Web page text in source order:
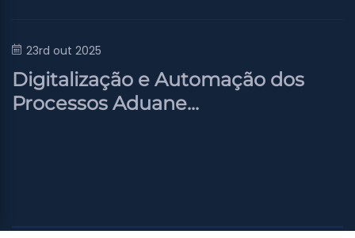
23rd out 2025
Digitalização e Automação dos
Processos Aduane...